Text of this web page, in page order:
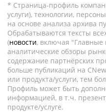
* Страница-профиль
услуги), технологии,
на основе анализа архива
Обрабатываются тексты
(новости, включая "Главные
аналитические обзоры
содержание партнёрских
больше публикаций на
или продукта/услуги, тем
Профиль может быть
информацией, в т.ч.
продукте/услуге.